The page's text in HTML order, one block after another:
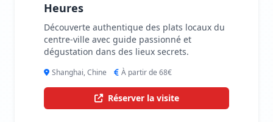
Heures
Découverte authentique des plats locaux du
centre-ville avec guide passionné et
dégustation dans des lieux secrets.
Shanghai, Chine À partir de 68€
Réserver la visite